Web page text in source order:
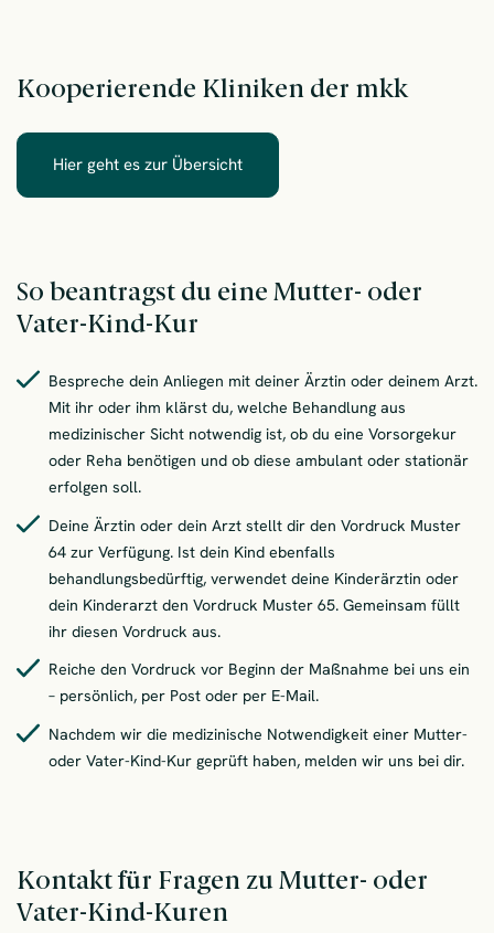
Kooperierende Kliniken der mkk
Hier geht es zur Übersicht
So beantragst du eine Mutter- oder
Vater-Kind-Kur
Bespreche dein Anliegen mit deiner Ärztin oder deinem Arzt.
Mit ihr oder ihm klärst du, welche Behandlung aus
medizinischer Sicht notwendig ist, ob du eine Vorsorgekur
oder Reha benötigen und ob diese ambulant oder stationär
erfolgen soll.
Deine Ärztin oder dein Arzt stellt dir den Vordruck Muster
64 zur Verfügung. Ist dein Kind ebenfalls
behandlungsbedürftig, verwendet deine Kinderärztin oder
dein Kinderarzt den Vordruck Muster 65. Gemeinsam füllt
ihr diesen Vordruck aus.
Reiche den Vordruck vor Beginn der Maßnahme bei uns ein
– persönlich, per Post oder per E-Mail.
Nachdem wir die medizinische Notwendigkeit einer Mutter-
oder Vater-Kind-Kur geprüft haben, melden wir uns bei dir.
Kontakt für Fragen zu Mutter- oder
Vater-Kind-Kuren